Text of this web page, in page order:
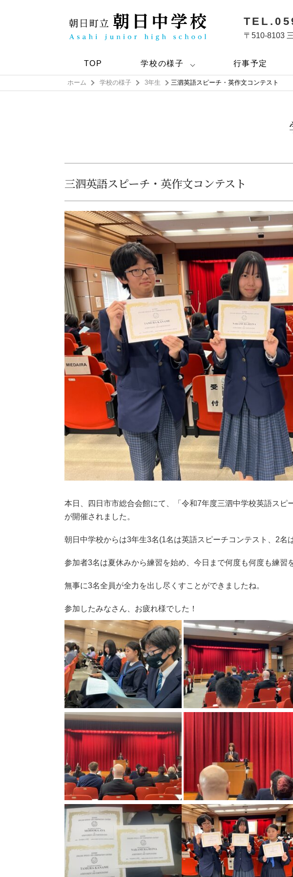
〒510-8103
TOP 学校の様子 行事予定
ホーム 学校の様子 3年生 三泗英語スピーチ・英作文コンテスト
三泗英語スピーチ・英作文コンテスト
本日、四日市市総合会館にて、「令和7年度三泗中学校英語スピ
が開催されました。
朝日中学校からは3年生3名(1名は英語スピーチコンテスト、2名
参加者3名は夏休みから練習を始め、今日まで何度も何度も練習
無事に3名全員が全力を出し尽くすことができましたね。
参加したみなさん、お疲れ様でした！